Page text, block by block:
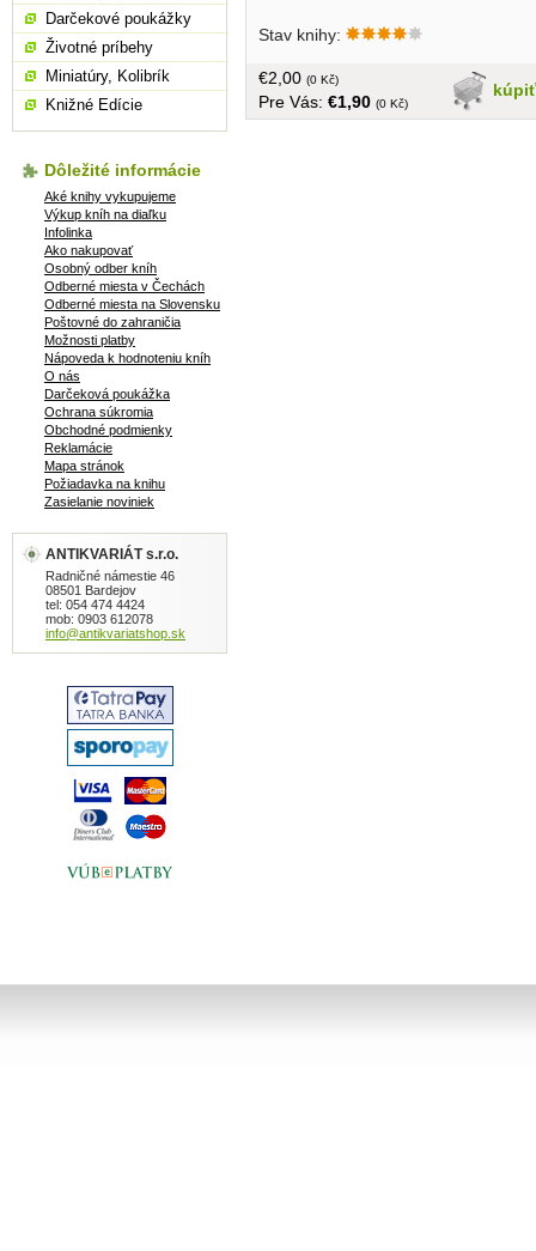
Stav knihy:
kúpiť
€2,00 (0 Kč)
Pre Vás: €1,90 (0 Kč)
Darčekové poukážky
Životné príbehy
Miniatúry, Kolibrík
Knižné Edície
Dôležité informácie
Aké knihy vykupujeme
Výkup kníh na diaľku
Infolinka
Ako nakupovať
Osobný odber kníh
Odberné miesta v Čechách
Odberné miesta na Slovensku
Poštovné do zahraničia
Možnosti platby
Nápoveda k hodnoteniu kníh
O nás
Darčeková poukážka
Ochrana súkromia
Obchodné podmienky
Reklamácie
Mapa stránok
Požiadavka na knihu
Zasielanie noviniek
ANTIKVARIÁT s.r.o.
Radničné námestie 46
08501 Bardejov
tel: 054 474 4424
mob: 0903 612078
info@antikvariatshop.sk